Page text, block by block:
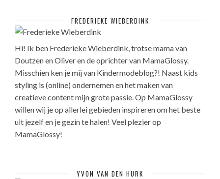
FREDERIEKE WIEBERDINK
Hi! Ik ben Frederieke Wieberdink, trotse mama van
Doutzen en Oliver en de oprichter van MamaGlossy.
Misschien ken je mij van Kindermodeblog?! Naast kids
styling is (online) ondernemen en het maken van
creatieve content mijn grote passie. Op MamaGlossy
willen wij je op allerlei gebieden inspireren om het beste
uit jezelf en je gezin te halen! Veel plezier op
MamaGlossy!
YVON VAN DEN HURK